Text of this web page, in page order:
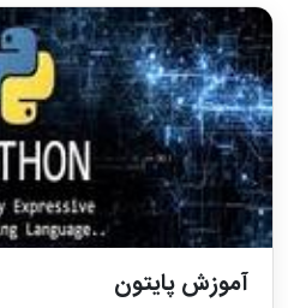
آموزش پایتون